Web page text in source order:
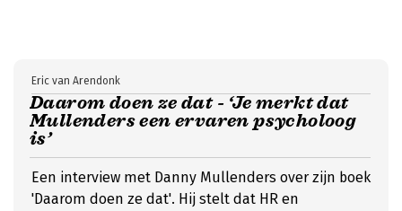
Daarom doen ze dat - ‘Je merkt dat
Mullenders een ervaren psycholoog
is’
Eric van Arendonk
Een interview met Danny Mullenders over zijn boek
'Daarom doen ze dat'. Hij stelt dat HR en